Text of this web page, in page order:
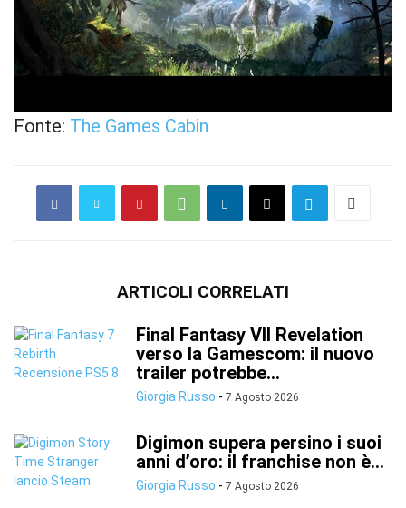
Fonte: The Games Cabin
ARTICOLI CORRELATI
Final Fantasy VII Revelation
verso la Gamescom: il nuovo
trailer potrebbe...
Giorgia Russo - 7 Agosto 2026
Digimon supera persino i suoi
anni d’oro: il franchise non è...
Giorgia Russo - 7 Agosto 2026